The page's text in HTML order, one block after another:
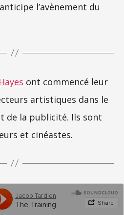
l’avènement du
ont commencé leur
artistiques dans le
de la publicité. Ils sont
et cinéastes.